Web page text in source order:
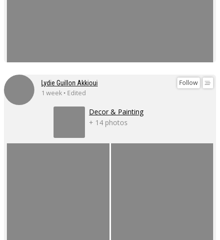
Follow
Lydie Guillon Akkioui
1 week • Edited
Decor & Painting
+ 14 photos